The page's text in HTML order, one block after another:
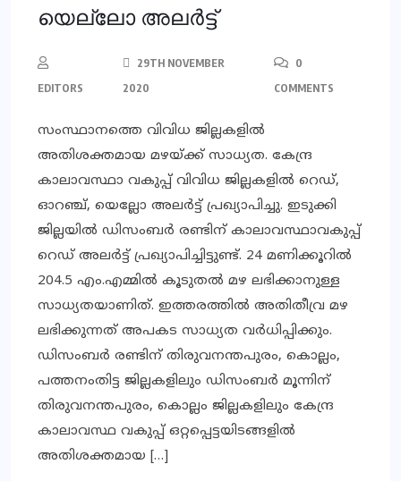
യെല്ലോ അലര്‍ട്ട്
EDITORS
29TH NOVEMBER
2020
0
COMMENTS
സംസ്ഥാനത്തെ വിവിധ ജില്ലകളില്‍
അതിശക്തമായ മഴയ്ക്ക് സാധ്യത. കേന്ദ്ര
കാലാവസ്ഥാ വകുപ്പ് വിവിധ ജില്ലകളില്‍ റെഡ്,
ഓറഞ്ച്, യെല്ലോ അലര്‍ട്ട് പ്രഖ്യാപിച്ചു. ഇടുക്കി
ജില്ലയില്‍ ഡിസംബര്‍ രണ്ടിന് കാലാവസ്ഥാവകുപ്പ്
റെഡ് അലര്‍ട്ട് പ്രഖ്യാപിച്ചിട്ടുണ്ട്. 24 മണിക്കൂറില്‍
204.5 എം.എമ്മില്‍ കൂടുതല്‍ മഴ ലഭിക്കാനുള്ള
സാധ്യതയാണിത്. ഇത്തരത്തില്‍ അതിതീവ്ര മഴ
ലഭിക്കുന്നത് അപകട സാധ്യത വര്‍ധിപ്പിക്കും.
ഡിസംബര്‍ രണ്ടിന് തിരുവനന്തപുരം, കൊല്ലം,
പത്തനംതിട്ട ജില്ലകളിലും ഡിസംബര്‍ മൂന്നിന്
തിരുവനന്തപുരം, കൊല്ലം ജില്ലകളിലും കേന്ദ്ര
കാലാവസ്ഥ വകുപ്പ് ഒറ്റപ്പെട്ടയിടങ്ങളില്‍
അതിശക്തമായ […]